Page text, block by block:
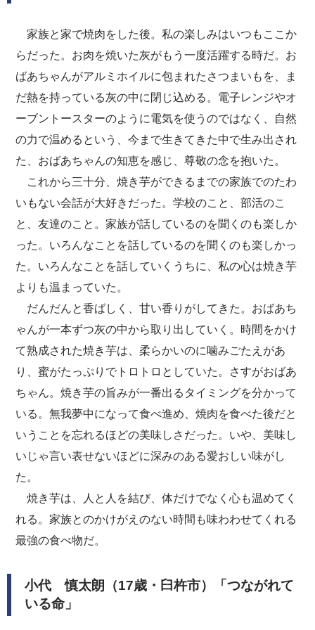
家族と家で焼肉をした後。私の楽しみはいつもここか
らだった。お肉を焼いた灰がもう一度活躍する時だ。お
ばあちゃんがアルミホイルに包まれたさつまいもを、ま
だ熱を持っている灰の中に閉じ込める。電子レンジやオ
ーブントースターのように電気を使うのではなく、自然
の力で温めるという、今まで生きてきた中で生み出され
た、おばあちゃんの知恵を感じ、尊敬の念を抱いた。
これから三十分、焼き芋ができるまでの家族でのたわ
いもない会話が大好きだった。学校のこと、部活のこ
と、友達のこと。家族が話しているのを聞くのも楽しか
った。いろんなことを話しているのを聞くのも楽しかっ
た。いろんなことを話していくうちに、私の心は焼き芋
よりも温まっていた。
だんだんと香ばしく、甘い香りがしてきた。おばあち
ゃんが一本ずつ灰の中から取り出していく。時間をかけ
て熟成された焼き芋は、柔らかいのに噛みごたえがあ
り、蜜がたっぷりでトロトロとしていた。さすがおばあ
ちゃん。焼き芋の旨みが一番出るタイミングを分かって
いる。無我夢中になって食べ進め、焼肉を食べた後だと
いうことを忘れるほどの美味しさだった。いや、美味し
いじゃ言い表せないほどに深みのある愛おしい味がし
た。
焼き芋は、人と人を結び、体だけでなく心も温めてく
れる。家族とのかけがえのない時間も味わわせてくれる
最強の食べ物だ。
小代 慎太朗（17歳・臼杵市）「つながれて
いる命」